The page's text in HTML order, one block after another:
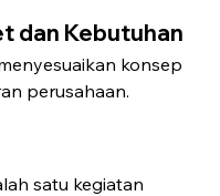
dan Kebutuhan
konsep
perusahaan.
satu kegiatan